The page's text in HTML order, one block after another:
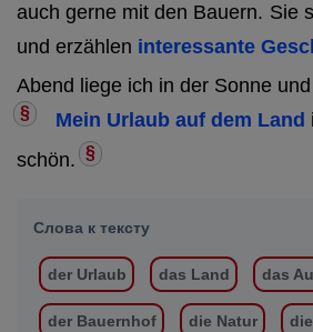
auch gerne mit den Bauern. Sie
und erzählen interessante
Abend liege ich in der Sonne und
§ Mein Urlaub auf dem Land
schön. §
Слова к тексту
der Urlaub das Land das
der Bauernhof die Natur